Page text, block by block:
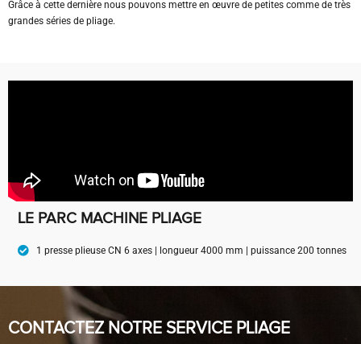
Grâce à cette dernière nous pouvons mettre en œuvre de petites comme de très
grandes séries de pliage.
LE PARC MACHINE PLIAGE
1 presse plieuse CN 6 axes | longueur 4000 mm | puissance 200 tonnes
CONTACTEZ NOTRE SERVICE PLIAGE